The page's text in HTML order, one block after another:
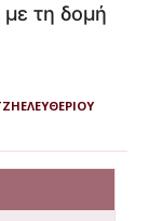
με τη δομή